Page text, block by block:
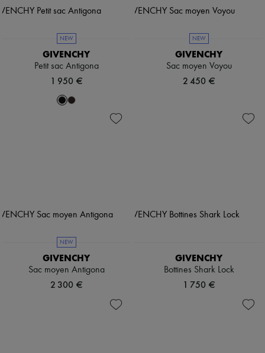
NEW
GIVENCHY
Petit sac Antigona
1 950 €
NEW
GIVENCHY
Sac moyen Voyou
2 450 €
NEW
GIVENCHY
Sac moyen Antigona
2 300 €
GIVENCHY
Bottines Shark Lock
1 750 €